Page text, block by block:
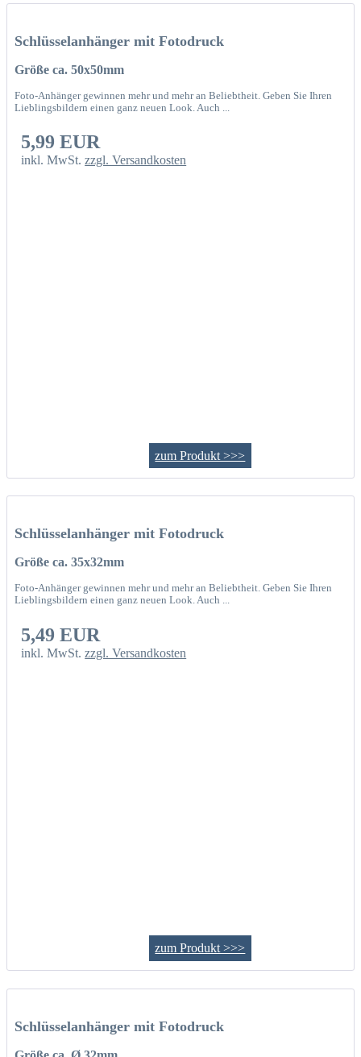
Schlüsselanhänger mit Fotodruck
Größe ca. 50x50mm
Foto-Anhänger gewinnen mehr und mehr an Beliebtheit. Geben Sie Ihren
Lieblingsbildern einen ganz neuen Look. Auch ...
5,99 EUR
inkl. MwSt.zzgl. Versandkosten
zum Produkt >>>
Schlüsselanhänger mit Fotodruck
Größe ca. 35x32mm
Foto-Anhänger gewinnen mehr und mehr an Beliebtheit. Geben Sie Ihren
Lieblingsbildern einen ganz neuen Look. Auch ...
5,49 EUR
inkl. MwSt.zzgl. Versandkosten
zum Produkt >>>
Schlüsselanhänger mit Fotodruck